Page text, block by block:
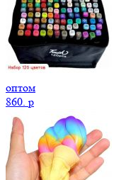
оптом
860. p